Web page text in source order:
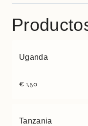
Uganda
€ 1,50
Tanzania